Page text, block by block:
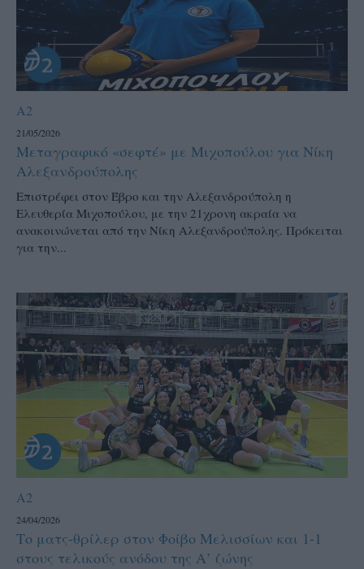
A2
21/05/2026
Μεταγραφικό «σεφτέ» με Μιχοπούλου για Νίκη
Αλεξανδρούπολης
Επιστρέφει στον Έβρο και την Αλεξανδρούπολη η
Ελευθερία Μιχοπούλου, με την 21χρονη ακραία να
ανακοινώνεται από την Νίκη Αλεξανδρούπολης. Πρόκειται
για την...
A2
24/04/2026
Το ματς-θρίλερ στον Φοίβο Μελισσίων και 1-1
στους τελικούς ανόδου της Α’ ζώνης